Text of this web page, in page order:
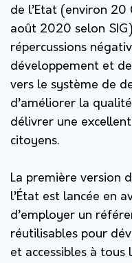
de l’Etat (environ
août 2020 selon
répercussions
développement et
vers le système de
d’améliorer la
délivrer une
citoyens.
La première version
l’État est lancée en
d’employer un
réutilisables pour
et accessibles à tous